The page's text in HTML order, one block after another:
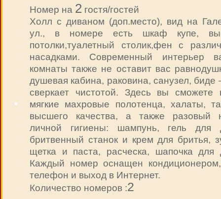
Номер на 2 гостя/гостей
Холл с диваном (доп.место), вид на
ул., в номере есть шкаф купе,
потолки,туалетный столик,фен с
насадками. Современный интерьер
комнаты также не оставит вас
душевая кабина, раковина, санузел,
сверкает чистотой. Здесь вы сможете
мягкие махровые полотенца, халаты,
высшего качества, а также разовый
личной гигиены: шампунь, гель для
бритвенный станок и крем для бритья,
щетка и паста, расческа, шапочка для
Каждый номер оснащен
телефон и выход в Интернет.
Количество номеров :2